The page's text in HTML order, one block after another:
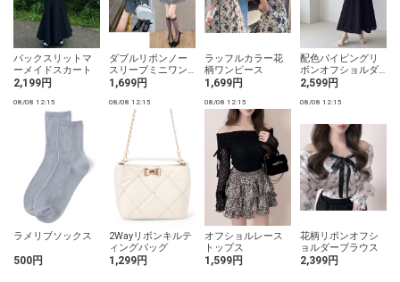
バックスリットマ
ーメイドスカート
2,199円
ダブルリボンノー
スリーブミニワン
ピース
1,699円
ラッフルカラー花
柄ワンピース
1,699円
配色パイピングリ
ボンオフショルダ
ーワンピース
2,599円
08/08 12:15
ラメリブソックス
500円
08/08 12:15
2Wayリボンキルテ
ィングバッグ
1,299円
08/08 12:15
オフショルレース
トップス
1,599円
08/08 12:15
花柄リボンオフシ
ョルダーブラウス
2,399円